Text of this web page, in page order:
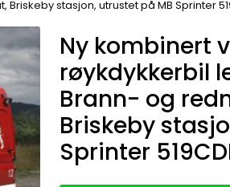
stasjon, utrustet på MB Sprinter
Ny kombinert
røykdykkerbil
Brann- og
Briskeby
Sprinter